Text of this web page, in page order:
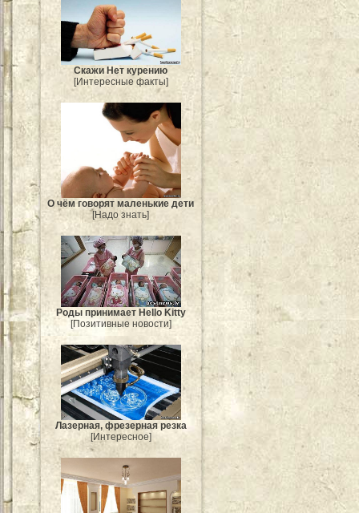
Скажи Нет курению
[Интересные факты]
О чём говорят маленькие дети
[Надо знать]
Роды принимает Hello Kitty
[Позитивные новости]
Лазерная, фрезерная резка
[Интересное]